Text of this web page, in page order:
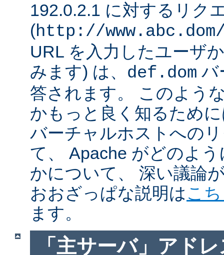
192.0.2.1 に対するリク
(http://
URL を入力したユーザ
みます) は、 def.dom バ
答されます。 このよう
かもっと良く知るため
バーチャルホストへの
て、 Apache がどのよ
かについて、 深い議論
おおざっぱな説明は こ
ます。
「主サーバ」アド